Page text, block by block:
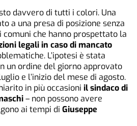
davvero di tutti i colori. Una
a una presa di posizione senza
che hanno prospettato la
legali in caso di mancato
L’ipotesi è stata
un ordine del giorno approvato
e l’inizio del mese di agosto.
in più occasioniil sindaco di
– non possono avere
ai tempi diGiuseppe